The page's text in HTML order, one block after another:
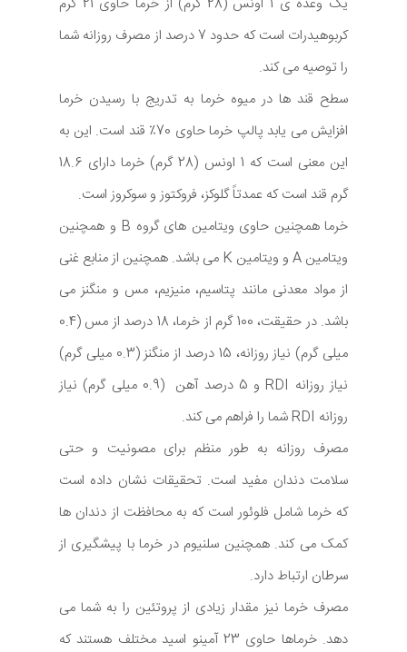
کربوهیدرات است که حدود 7 درصد از مصرف روزانه شما
را توصیه می کند.
سطح قند ها در میوه خرما به تدریج با رسیدن خرما
افزایش می یابد پالپ خرما حاوی 70٪ قند است. این به
این معنی است که 1 اونس (28 گرم) خرما دارای 18.6
گرم قند است که عمدتاً گلوکز، فروکتوز و سوکروز است.
خرما همچنین حاوی ویتامین های گروه B و همچنین
ویتامین A و ویتامین K می باشد. همچنین از منابع غنی
از مواد معدنی مانند پتاسیم، منیزیم، مس و منگنز می
باشد. در حقیقت، 100 گرم از خرما، 18 درصد از مس (0.4
میلی گرم) نیاز روزانه، 15 درصد از منگنز (0.3 میلی گرم)
نیاز روزانه RDI و 5 درصد آهن (0.9 میلی گرم) نیاز
روزانه RDI شما را فراهم می کند.
مصرف روزانه به طور منظم برای مصونیت و حتی
سلامت دندان مفید است. تحقیقات نشان داده است
که خرما شامل فلوئور است که به محافظت از دندان ها
کمک می کند. همچنین سلنیوم در خرما با پیشگیری از
سرطان ارتباط دارد.
مصرف خرما نیز مقدار زیادی از پروتئین را به شما می
دهد. خرماها حاوی 23 آمینو اسید مختلف هستند که